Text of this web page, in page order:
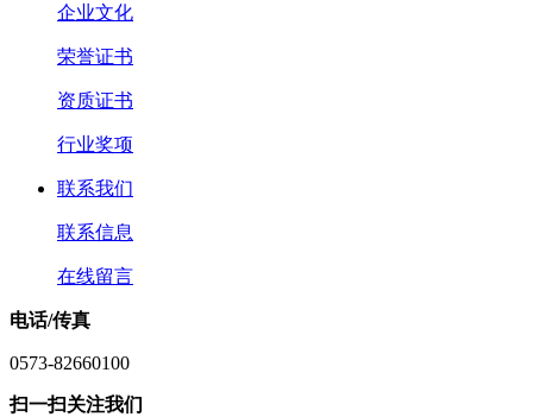
企业文化
荣誉证书
资质证书
行业奖项
联系我们
联系信息
在线留言
电话/传真
0573-82660100
扫一扫关注我们